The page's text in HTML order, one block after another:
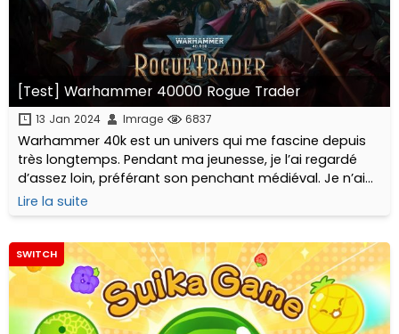
[Test] Warhammer 40000 Rogue Trader
13 Jan 2024 Imrage 6837
Warhammer 40k est un univers qui me fascine depuis
très longtemps. Pendant ma jeunesse, je l’ai regardé
d’assez loin, préférant son penchant médiéval. Je n’ai
jamais eu la chance de jouer au Wargame, cependant...
Lire la suite
SWITCH